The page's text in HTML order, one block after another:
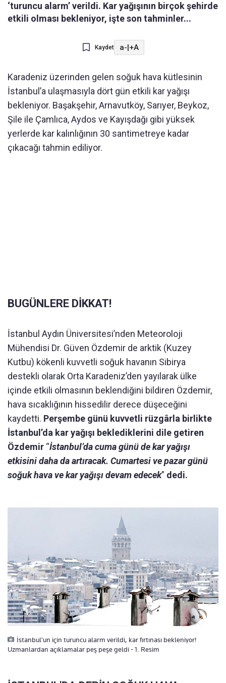
‘turuncu alarm’ verildi. Kar yağışının birçok şehirde
etkili olması bekleniyor, işte son tahminler...
Kaydet a-|+A
Karadeniz üzerinden gelen soğuk hava kütlesinin
İstanbul’a ulaşmasıyla dört gün etkili kar yağışı
bekleniyor. Başakşehir, Arnavutköy, Sarıyer, Beykoz,
Şile ile Çamlıca, Aydos ve Kayışdağı gibi yüksek
yerlerde kar kalınlığının 30 santimetreye kadar
çıkacağı tahmin ediliyor.
BUGÜNLERE DİKKAT!
İstanbul Aydın Üniversitesi’nden Meteoroloji
Mühendisi Dr. Güven Özdemir de arktik (Kuzey
Kutbu) kökenli kuvvetli soğuk havanın Sibirya
destekli olarak Orta Karadeniz’den yayılarak ülke
içinde etkili olmasının beklendiğini bildiren Özdemir,
hava sıcaklığının hissedilir derece düşeceğini
kaydetti. Perşembe günü kuvvetli rüzgârla birlikte
İstanbul’da kar yağışı beklediklerini dile getiren
Özdemir “İstanbul’da cuma günü de kar yağışı
etkisini daha da artıracak. Cumartesi ve pazar günü
soğuk hava ve kar yağışı devam edecek” dedi.
İstanbul'un için turuncu alarm verildi, kar fırtınası bekleniyor!
Uzmanlardan açıklamalar peş peşe geldi - 1. Resim